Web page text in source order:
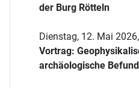
der Burg Rötteln
Dienstag, 12. Mai
Vortrag:
archäologische